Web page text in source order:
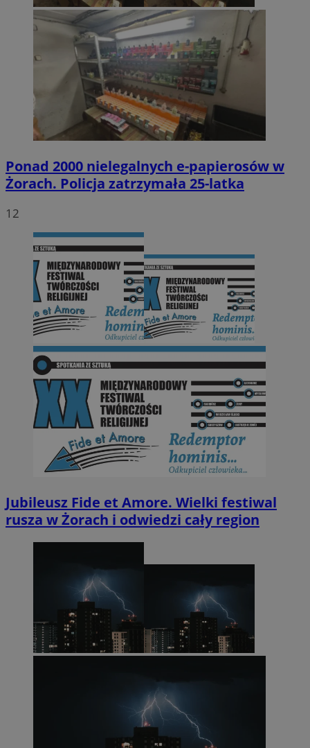
Ponad 2000 nielegalnych e-papierosów w
Żorach. Policja zatrzymała 25-latka
12
Jubileusz Fide et Amore. Wielki festiwal
rusza w Żorach i odwiedzi cały region